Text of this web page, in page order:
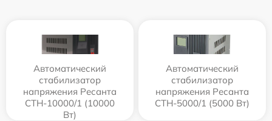
Автоматический
стабилизатор
напряжения Ресанта
СТН-10000/1 (10000
Вт)
Автоматический
стабилизатор
напряжения Ресанта
СТН-5000/1 (5000 Вт)